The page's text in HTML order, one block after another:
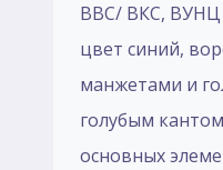
ВВС/ ВКС,
цвет синий,
манжетами и
голубым
основных